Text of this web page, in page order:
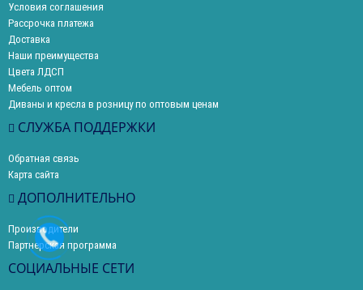
Условия соглашения
Рассрочка платежа
Доставка
Наши преимущества
Цвета ЛДСП
Мебель оптом
Диваны и кресла в розницу по оптовым ценам
СЛУЖБА ПОДДЕРЖКИ
Обратная связь
Карта сайта
ДОПОЛНИТЕЛЬНО
Производители
Партнерская программа
СОЦИАЛЬНЫЕ СЕТИ